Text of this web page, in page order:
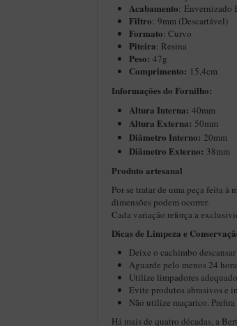
Acabamento: Envernizado
Filtro: 9mm (Descartável)
Formato: Curvo
Piteira: Resina
Peso: 47g
Comprimento: 15,4cm
Informações do Fornilho:
Altura Interna: 40mm
Altura Externa: 50mm
Diâmetro Interno: 20mm
Diâmetro Externo: 38mm
Produto artesanal
Por se tratar de uma peça feita à
dimensões podem ocorrer.
Cada variação reforça a
Dicas de Limpeza e
Deixe o cachimbo
Aguarde pelo menos 24
Utilize limpadores
Evite produtos abrasivos e
Não utilize maçarico. Prefira
Há mais de quatro décadas, a